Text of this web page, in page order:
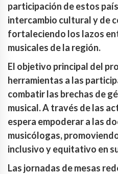
participación de estos
intercambio cultural y de
fortaleciendo los lazos
musicales de la región.
El objetivo principal del
herramientas a las
combatir las brechas de
musical. A través de las
espera empoderar a las
musicólogas,
inclusivo y equitativo en
Las jornadas de mesas